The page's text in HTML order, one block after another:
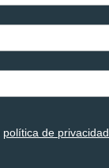
política de privacidad